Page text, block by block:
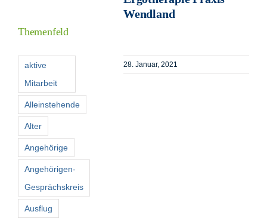
Wendland
28. Januar, 2021
Themenfeld
aktive
Mitarbeit
Alleinstehende
Alter
Angehörige
Angehörigen-
Gesprächskreis
Ausflug